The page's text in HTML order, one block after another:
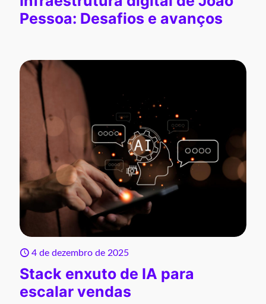
Pessoa: Desafios e avanços
4 de dezembro de 2025
Stack enxuto de IA para
escalar vendas